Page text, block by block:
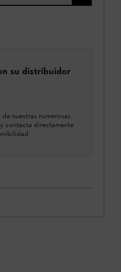
su distribuidor
nuestras numerosas
contacta directamente